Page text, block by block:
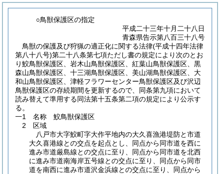
○鳥獣保護区の指定
平成二十三年十月二十八日
青森県告示第八百三十八号
鳥獣の保護及び狩猟の適正化に関する法律(平成十四年法律
第八十八号)第二十八条第七項ただし書の規定により次のとお
り鮫鳥獣保護区、岩木山鳥獣保護区、紅葉山鳥獣保護区、黒
森山鳥獣保護区、十三湖鳥獣保護区、美山湖鳥獣保護区、大
和山鳥獣保護区、津軽フラワーセンター鳥獣保護区及び沢辺
鳥獣保護区の存続期間を更新するので、同条第九項において
読み替えて準用する同法第十五条第二項の規定により公示す
る。
一1 名称 鮫鳥獣保護区
2 区域
八戸市大字鮫町字大作平地内の大久喜漁港堤防と市道
大久喜港線との交点を起点とし、同点から同市道を西に
進み市道厳島線との交点に至り、同点から同市道を北西
に進み市道南海岸五号線との交点に至り、同点から同市
道を南西に進み市道沢金浜線との交点に至り、同点から